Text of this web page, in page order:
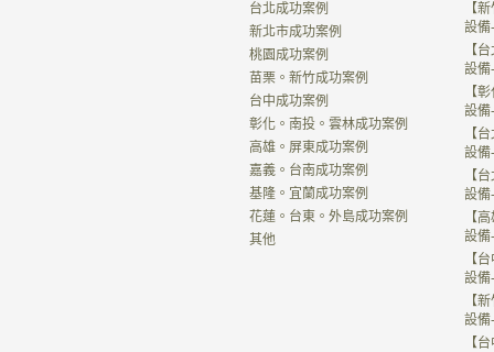
台北成功案例
新北市成功案例
桃園成功案例
苗栗。新竹成功案例
台中成功案例
彰化。南投。雲林成功案例
高雄。屏東成功案例
嘉義。台南成功案例
基隆。宜蘭成功案例
花蓮。台東。外島成功案例
其他
【
設備
【
設備
【
設備
【
設備
【
設備
【
設備
【
設備
【
設備
【